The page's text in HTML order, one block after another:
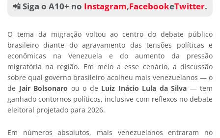
📲 Siga o A10+ no Instagram,FacebookeTwitter.
O tema da migração voltou ao centro do debate público
brasileiro diante do agravamento das tensões políticas e
econômicas na Venezuela e do aumento da pressão
migratória na região. Em meio a esse cenário, a discussão
sobre qual governo brasileiro acolheu mais venezuelanos — o
de Jair Bolsonaro ou o de Luiz Inácio Lula da Silva — tem
ganhado contornos políticos, inclusive com reflexos no debate
eleitoral projetado para 2026.
Em números absolutos, mais venezuelanos entraram no